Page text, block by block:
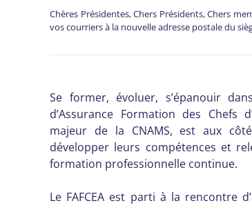
Chères Présidentes, Chers Présidents, Chers
vos courriers à la nouvelle adresse postale du
Se former, évoluer, s’épanouir
d’Assurance Formation des Chefs
majeur de la CNAMS, est aux
développer leurs compétences et
formation professionnelle continue.
Le FAFCEA est parti à la rencontre